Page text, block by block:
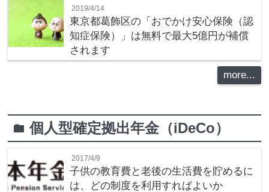
2019/4/14
東京都葛飾区の「おでかけ安心保険（認
知症保険）」は無料で最大5億円が補償
されます
more...
folder個人型確定拠出年金（iDeCo）
2017/4/9
子供の教育費と老後の生活費を貯めるに
は、どの制度を利用すればよいか